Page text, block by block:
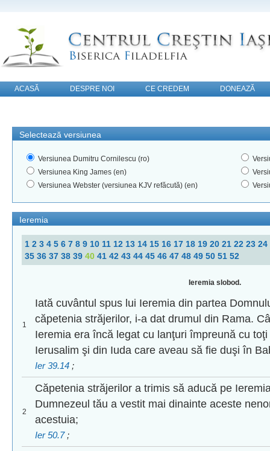
ACASĂ DESPRE NOI CE CREDEM
DONEAZĂ
Selectează versiunea
Versiunea Dumitru Cornilescu (ro)
Versiunea King James (en)
Versiunea Webster (versiunea KJV refăcută) (en)
Ieremia
1 2 3 4 5 6 7 8 9 10 11 12 13 14 15 16 17 18 19 20 21 22 23 24
35 36 37 38 39 40 41 42 43 44 45 46 47 48 49 50 51 52
1
Ieremia slobod.
Iată cuvântul spus lui Ieremia din partea
căpetenia străjerilor, i-a dat drumul din Rama.
Ieremia era încă legat cu lanţuri împreună cu
Ierusalim şi din Iuda care aveau să fie duşi în
Ier 39.14 ;
2
Căpetenia străjerilor a trimis să aducă pe
Dumnezeul tău a vestit mai dinainte aceste
acestuia;
Ier 50.7 ;